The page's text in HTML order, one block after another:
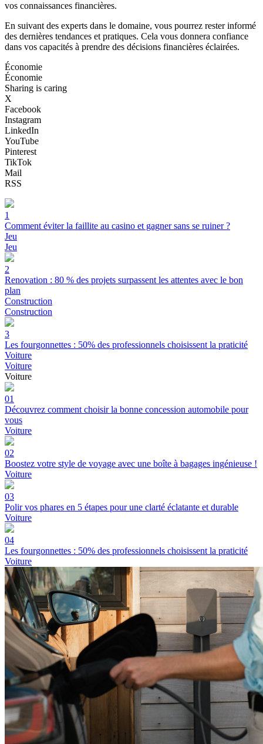
vos connaissances financières.
En suivant des experts dans le domaine, vous pourrez rester informé
des dernières tendances et pratiques. Cela vous donnera confiance
dans vos capacités à prendre des décisions financières éclairées.
Économie
Économie
Sharing is caring
X
Facebook
Instagram
LinkedIn
YouTube
Pinterest
TikTok
Mail
RSS
1
Comment éviter la faillite au casino et gagner sans se ruiner ?
Jeu
Jeu
2
Renovation : 80 % des projets surpassent les attentes avec le bon
plan
Construction
Construction
3
Les fourgonnettes : 50% des professionnels choisissent la praticité
Voiture
Voiture
Voiture
01
Découvrez comment choisir la bonne concession automobile pour
vous
Voiture
02
Boostez votre style de voyage avec une boîte à bagages ingénieuse !
Voiture
03
Polir vos phares en 5 étapes pour une clarté éclatante et durable
Voiture
04
Les fourgonnettes : 50% des professionnels choisissent la praticité
Voiture